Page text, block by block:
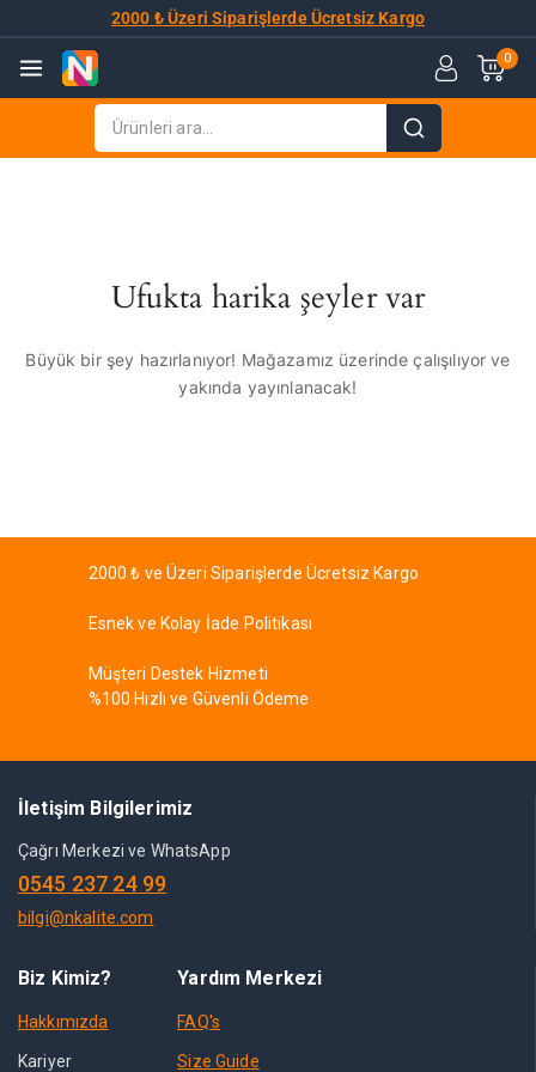
2000 ₺ Üzeri Siparişlerde Ücretsiz Kargo
0
Ufukta harika şeyler var
Büyük bir şey hazırlanıyor! Mağazamız üzerinde çalışılıyor ve
yakında yayınlanacak!
2000 ₺ ve Üzeri Siparişlerde Ücretsiz Kargo
Esnek ve Kolay İade Politikası
Müşteri Destek Hizmeti
%100 Hızlı ve Güvenli Ödeme
İletişim Bilgilerimiz
Çağrı Merkezi ve WhatsApp
0545 237 24 99
bilgi@nkalite.com
Biz Kimiz?
Hakkımızda
Kariyer
Yardım Merkezi
FAQ's
Size Guide